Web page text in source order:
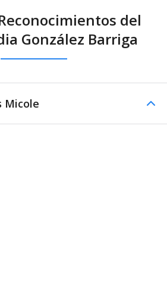
del
González Barriga
Micole